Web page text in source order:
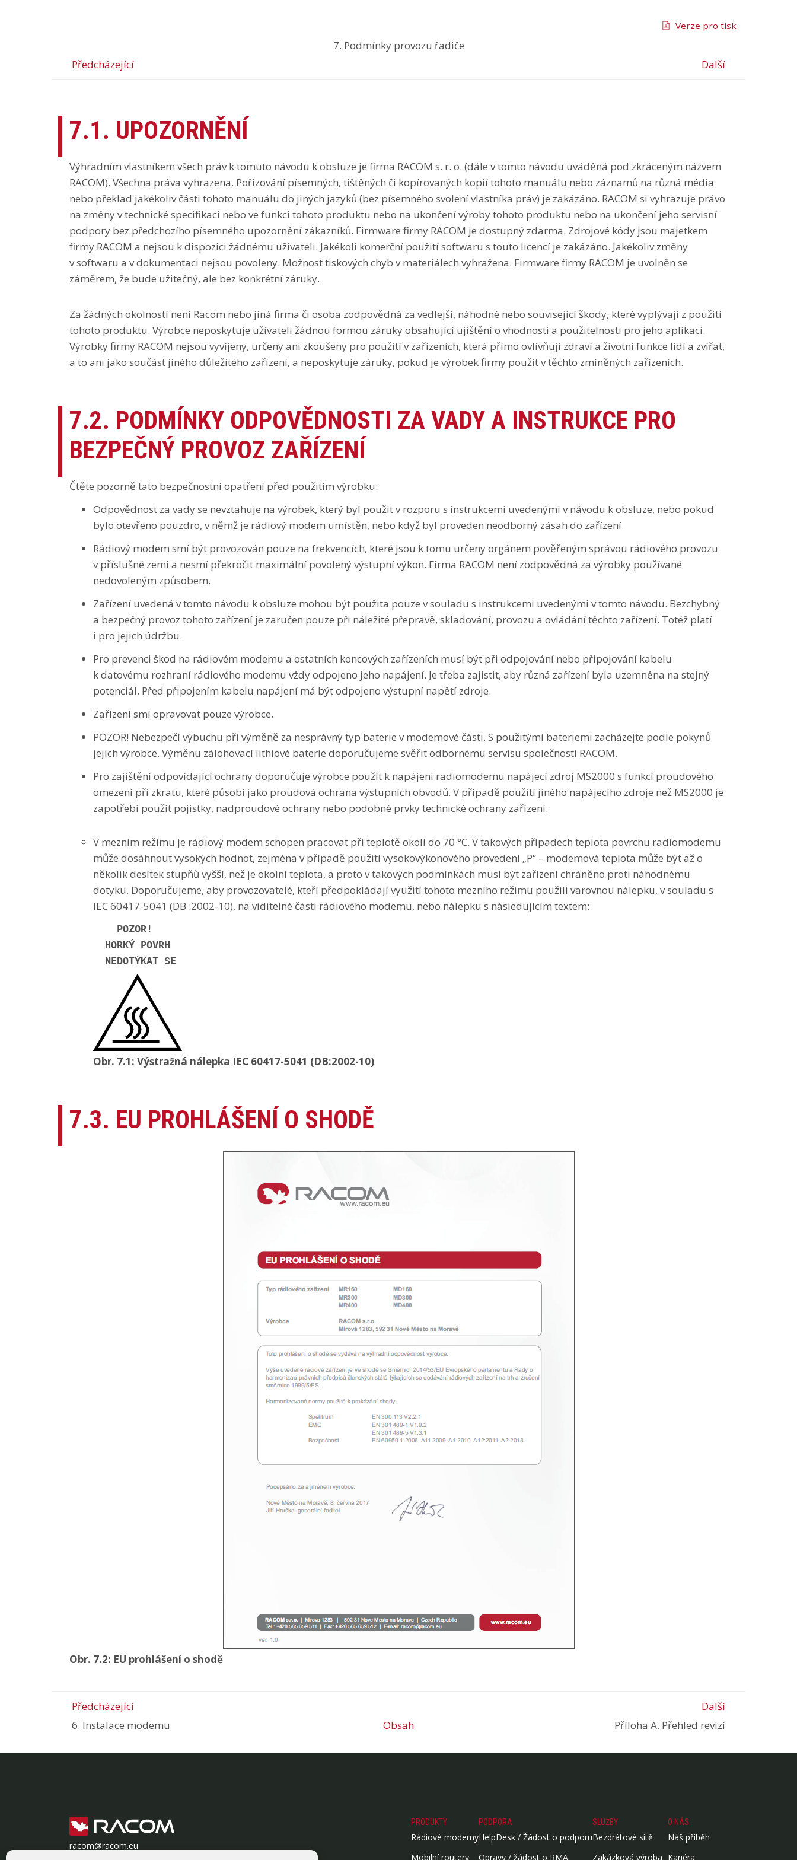
7. Podmínky provozu řadiče
Předcházející
Další
Verze pro tisk
7.1. UPOZORNĚNÍ
Výhradním vlastníkem všech práv k tomuto návodu k obsluze je firma RACOM s. r. o. (dále v tomto návodu uváděná pod zkráceným názvem
RACOM). Všechna práva vyhrazena. Pořizování písemných, tištěných či kopírovaných kopií tohoto manuálu nebo záznamů na různá média
nebo překlad jakékoliv části tohoto manuálu do jiných jazyků (bez písemného svolení vlastníka práv) je zakázáno. RACOM si vyhrazuje právo
na změny v technické specifikaci nebo ve funkci tohoto produktu nebo na ukončení výroby tohoto produktu nebo na ukončení jeho servisní
podpory bez předchozího písemného upozornění zákazníků. Firmware firmy RACOM je dostupný zdarma. Zdrojové kódy jsou majetkem
firmy RACOM a nejsou k dispozici žádnému uživateli. Jakékoli komerční použití softwaru s touto licencí je zakázáno. Jakékoliv změny
v softwaru a v dokumentaci nejsou povoleny. Možnost tiskových chyb v materiálech vyhražena. Firmware firmy RACOM je uvolněn se
záměrem, že bude užitečný, ale bez konkrétní záruky.
Za žádných okolností není Racom nebo jiná firma či osoba zodpovědná za vedlejší, náhodné nebo související škody, které vyplývají z použití
tohoto produktu. Výrobce neposkytuje uživateli žádnou formou záruky obsahující ujištění o vhodnosti a použitelnosti pro jeho aplikaci.
Výrobky firmy RACOM nejsou vyvíjeny, určeny ani zkoušeny pro použití v zařízeních, která přímo ovlivňují zdraví a životní funkce lidí a zvířat,
a to ani jako součást jiného důležitého zařízení, a neposkytuje záruky, pokud je výrobek firmy použit v těchto zmíněných zařízeních.
7.2. PODMÍNKY ODPOVĚDNOSTI ZA VADY A INSTRUKCE PRO
BEZPEČNÝ PROVOZ ZAŘÍZENÍ
Čtěte pozorně tato bezpečnostní opatření před použitím výrobku:
Odpovědnost za vady se nevztahuje na výrobek, který byl použit v rozporu s instrukcemi uvedenými v návodu k obsluze, nebo pokud
bylo otevřeno pouzdro, v němž je rádiový modem umístěn, nebo když byl proveden neodborný zásah do zařízení.
Rádiový modem smí být provozován pouze na frekvencích, které jsou k tomu určeny orgánem pověřeným správou rádiového provozu
v příslušné zemi a nesmí překročit maximální povolený výstupní výkon. Firma RACOM není zodpovědná za výrobky používané
nedovoleným způsobem.
Zařízení uvedená v tomto návodu k obsluze mohou být použita pouze v souladu s instrukcemi uvedenými v tomto návodu. Bezchybný
a bezpečný provoz tohoto zařízení je zaručen pouze při náležité přepravě, skladování, provozu a ovládání těchto zařízení. Totéž platí
i pro jejich údržbu.
Pro prevenci škod na rádiovém modemu a ostatních koncových zařízeních musí být při odpojování nebo připojování kabelu
k datovému rozhraní rádiového modemu vždy odpojeno jeho napájení. Je třeba zajistit, aby různá zařízení byla uzemněna na stejný
potenciál. Před připojením kabelu napájení má být odpojeno výstupní napětí zdroje.
Zařízení smí opravovat pouze výrobce.
POZOR! Nebezpečí výbuchu při výměně za nesprávný typ baterie v modemové části. S použitými bateriemi zacházejte podle pokynů
jejich výrobce. Výměnu zálohovací lithiové baterie doporučujeme svěřit odbornému servisu společnosti RACOM.
Pro zajištění odpovídající ochrany doporučuje výrobce použít k napájeni radiomodemu napájecí zdroj MS2000 s funkcí proudového
omezení při zkratu, které působí jako proudová ochrana výstupních obvodů. V případě použití jiného napájecího zdroje než MS2000 je
zapotřebí použít pojistky, nadproudové ochrany nebo podobné prvky technické ochrany zařízení.
V mezním režimu je rádiový modem schopen pracovat při teplotě okolí do 70 °C. V takových případech teplota povrchu radiomodemu
může dosáhnout vysokých hodnot, zejména v případě použití vysokovýkonového provedení „P“ – modemová teplota může být až o
několik desítek stupňů vyšší, než je okolní teplota, a proto v takových podmínkách musí být zařízení chráněno proti náhodnému
dotyku. Doporučujeme, aby provozovatelé, kteří předpokládají využití tohoto mezního režimu použili varovnou nálepku, v souladu s
IEC 60417-5041 (DB :2002-10), na viditelné části rádiového modemu, nebo nálepku s následujícím textem:
   POZOR!
  HORKÝ POVRH
  NEDOTÝKAT SE
Obr. 7.1: Výstražná nálepka IEC 60417-5041 (DB:2002-10)
7.3. EU PROHLÁŠENÍ O SHODĚ
Obr. 7.2: EU prohlášení o shodě
Předcházející
Další
6. Instalace modemu
Obsah Příloha A. Přehled revizí
racom@racom.eu
+420 722 937 522
PRODUKTY
Rádiové modemy
Mobilní routery
PODPORA
HelpDesk / Žádost o podporu
Opravy / žádost o RMA
SLUŽBY
Bezdrátové sítě
Zakázková výroba
O NÁS
Náš příběh
Kariéra